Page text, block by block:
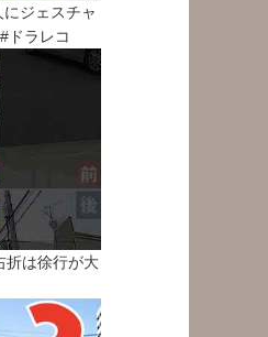
にジェスチャ
ドラレコ
折は徐行が大